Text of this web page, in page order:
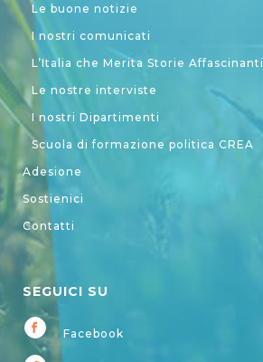
Le buone notizie
I nostri comunicati
L’Italia che Merita Storie Affascinanti
Le nostre interviste
I nostri Dipartimenti
Scuola di formazione politica CREA
Adesione
Sostienici
Contatti
SEGUICI SU
Facebook